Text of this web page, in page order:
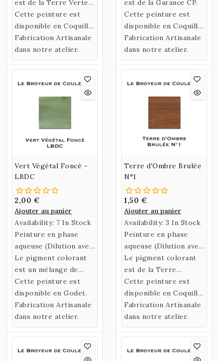
confectionnée selon
une recette historique
utilisant un liant
naturel fabriqué à
partir de Gomme
Arabique et d’Eau de
Miel.
est de la Terre Verte
Vagone .
Cette peinture est
disponible en Coquille
ou en Godet.
Fabrication Artisanale
dans notre atelier.
confectionnée selon
une recette historique
utilisant un liant
naturel fabriqué à
partir de Gomme
Arabique et d’Eau de
Miel.
est de la Garance CP.
Cette peinture est
disponible en Coquille
ou en Godet.
Fabrication Artisanale
dans notre atelier.
Vert Végétal Foncé -
LBDC
2,00 €
Ajouter au panier
Availability: 7 In Stock
Peinture en phase
aqueuse (Dilution avec
de l’eau)
confectionnée selon
une recette historique
utilisant un liant
naturel fabriqué à
partir de Gomme
Arabique et d’Eau de
Miel.
Le pigment colorant
est un mélange de
Végétaux.
Cette peinture est
disponible en Godet.
Fabrication Artisanale
dans notre atelier.
Terre d'Ombre Brulée
N°1
1,50 €
Ajouter au panier
Availability: 3 In Stock
Peinture en phase
aqueuse (Dilution avec
de l’eau)
confectionnée selon
une recette historique
utilisant un liant
naturel fabriqué à
partir de Gomme
Arabique et d’Eau de
Miel.
Le pigment colorant
est de la Terre
d'Ombre Brulée.
Cette peinture est
disponible en Coquille
ou en Godet.
Fabrication Artisanale
dans notre atelier.